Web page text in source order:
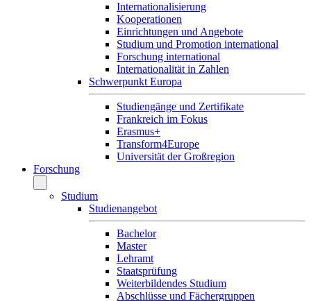
Internationalisierung
Kooperationen
Einrichtungen und Angebote
Studium und Promotion international
Forschung international
Internationalität in Zahlen
Schwerpunkt Europa
Studiengänge und Zertifikate
Frankreich im Fokus
Erasmus+
Transform4Europe
Universität der Großregion
Forschung
Studium
Studienangebot
Bachelor
Master
Lehramt
Staatsprüfung
Weiterbildendes Studium
Abschlüsse und Fächergruppen